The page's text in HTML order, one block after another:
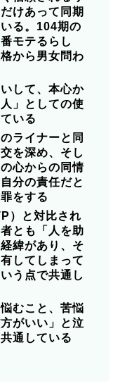
けあって同期
る。104期の
モテるらし
から男女問わ
して、本心か
」としての使
いる
ライナーと同
を深め、そし
心からの同情
分の責任だと
をする
）と対比され
とも「人を助
緯があり、そ
してしまって
う点で共通し
むこと、苦悩
がいい」と泣
通している